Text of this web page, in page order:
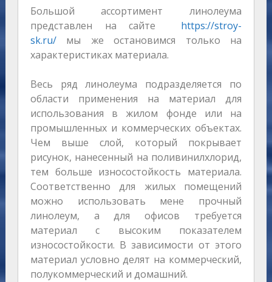
Большой ассортимент линолеума
представлен на сайте https://stroy-
sk.ru/мы же остановимся только на
характеристиках материала.
Весь ряд линолеума подразделяется по
области применения на материал для
использования в жилом фонде или на
промышленных и коммерческих объектах.
Чем выше слой, который покрывает
рисунок, нанесенный на поливинилхлорид,
тем больше износостойкость материала.
Соответственно для жилых помещений
можно использовать мене прочный
линолеум, а для офисов требуется
материал с высоким показателем
износостойкости. В зависимости от этого
материал условно делят на коммерческий,
полукоммерческий и домашний.